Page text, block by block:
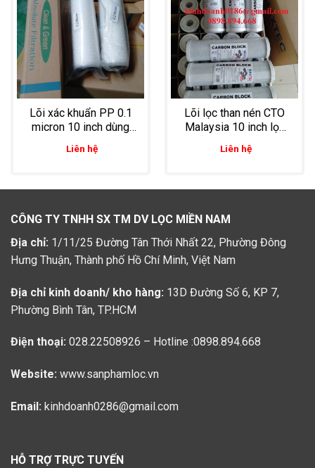
Lõi xác khuẩn PP 0.1
micron 10 inch dùng
trong lọc nước sạch
cho các bệnh viện
Liên hệ
Lõi lọc than nén CTO
Malaysia 10 inch lọc
nước tinh khiết đóng
chai
Liên hệ
CÔNG TY TNHH SX TM DV LỌC MIỀN NAM
Địa chỉ: 1/11/25 Đường Tân Thới Nhất 22, Phường Đông
Hưng Thuận, Thành phố Hồ Chí Minh, Việt Nam
Địa chỉ kinh doanh/ kho hàng: 13D Đường Số 6, KP 7,
Phường Bình Tân, TP.HCM
Điện thoại: 028.22508926 – Hotline :0898.894.668
Website: www.sanphamloc.vn
Email: kinhdoanh0286@gmail.com
HỖ TRỢ TRỰC TUYẾN